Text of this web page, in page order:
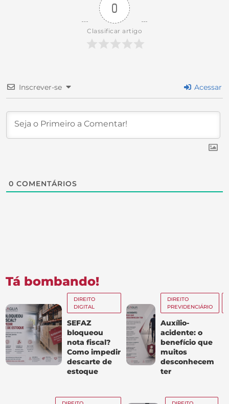
0
Classificar artigo
Inscrever-se Acessar
0 COMENTÁRIOS
Tá bombando!
DIREITO
DIGITAL
SEFAZ
bloqueou
nota fiscal?
Como impedir
descarte de
estoque
DIREITO
PREVIDENCIÁRIO
Auxílio-
acidente: o
benefício que
muitos
desconhecem
ter